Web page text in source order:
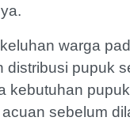
warga
distribusi pupuk
kebutuhan
sebelum